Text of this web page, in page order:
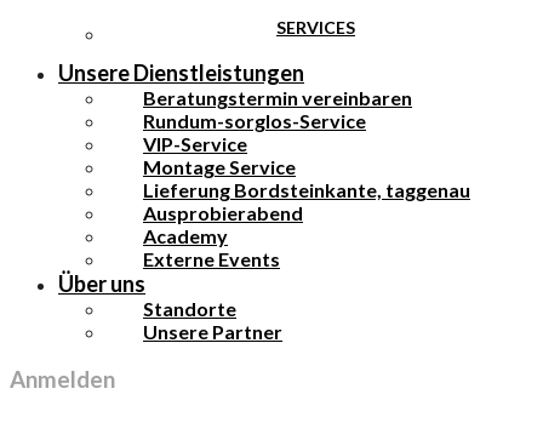
SERVICES
Unsere Dienstleistungen
Beratungstermin vereinbaren
Rundum-sorglos-Service
VIP-Service
Montage Service
Lieferung Bordsteinkante, taggenau
Ausprobierabend
Academy
Externe Events
Über uns
Standorte
Unsere Partner
Anmelden